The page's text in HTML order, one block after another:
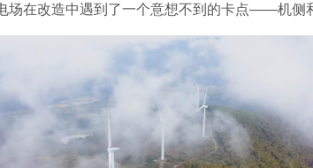
场在改造中遇到了一个意想不到的卡点——机侧